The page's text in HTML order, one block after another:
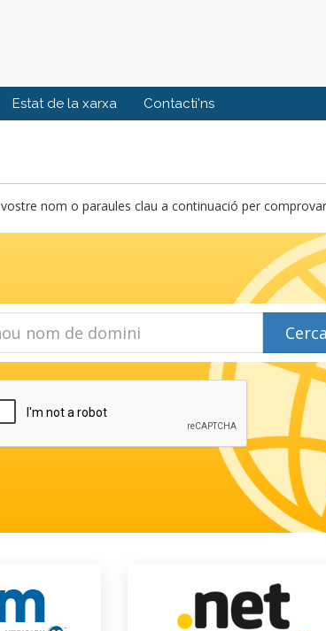
Estat de la xarxa Contacti'ns
nom o paraules clau a continuació per
Cerca